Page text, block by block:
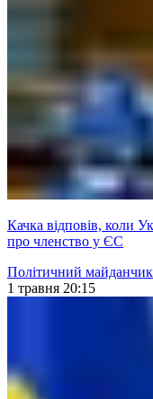
Качка відповів, коли
про членство у ЄС
Політичний майданчик
1 травня 20:15